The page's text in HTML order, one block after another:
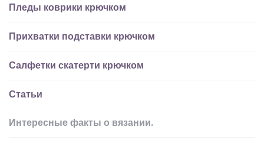
Пледы коврики крючком
Прихватки подставки крючком
Салфетки скатерти крючком
Статьи
Интересные факты о вязании.